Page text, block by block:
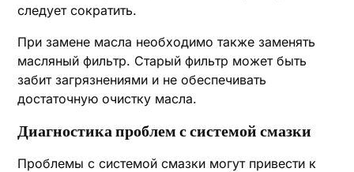
следует сократить.
При замене масла необходимо также заменять
масляный фильтр. Старый фильтр может быть
забит загрязнениями и не обеспечивать
достаточную очистку масла.
Диагностика проблем с системой смазки
Проблемы с системой смазки могут привести к